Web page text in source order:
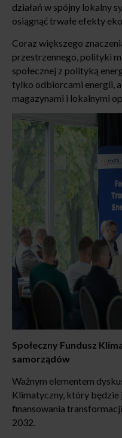
działań w spójny lokalny
osiągnąć trwałe efekty
Coraz większego
przestrzennego, polityki
społecznej z polityką
tylko odbiorcami energii,
magazynami i lokalnymi
Społeczny Fundusz
samorządów
Ważnym elementem
Klimatyczny, który będzie
finansowania
2032.